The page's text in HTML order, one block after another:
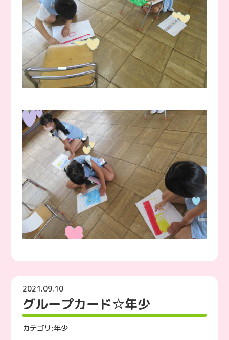
2021.09.10
グループカード☆年少
カテゴリ:年少